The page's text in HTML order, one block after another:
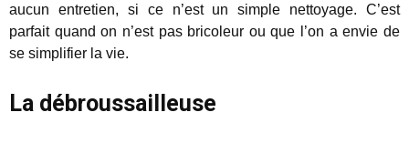
aucun entretien, si ce n’est un simple nettoyage. C’est
parfait quand on n’est pas bricoleur ou que l’on a envie de
se simplifier la vie.
La débroussailleuse